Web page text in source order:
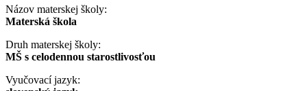
Názov materskej školy:
Materská škola
Druh materskej školy:
MŠ s celodennou starostlivosťou
Vyučovací jazyk: